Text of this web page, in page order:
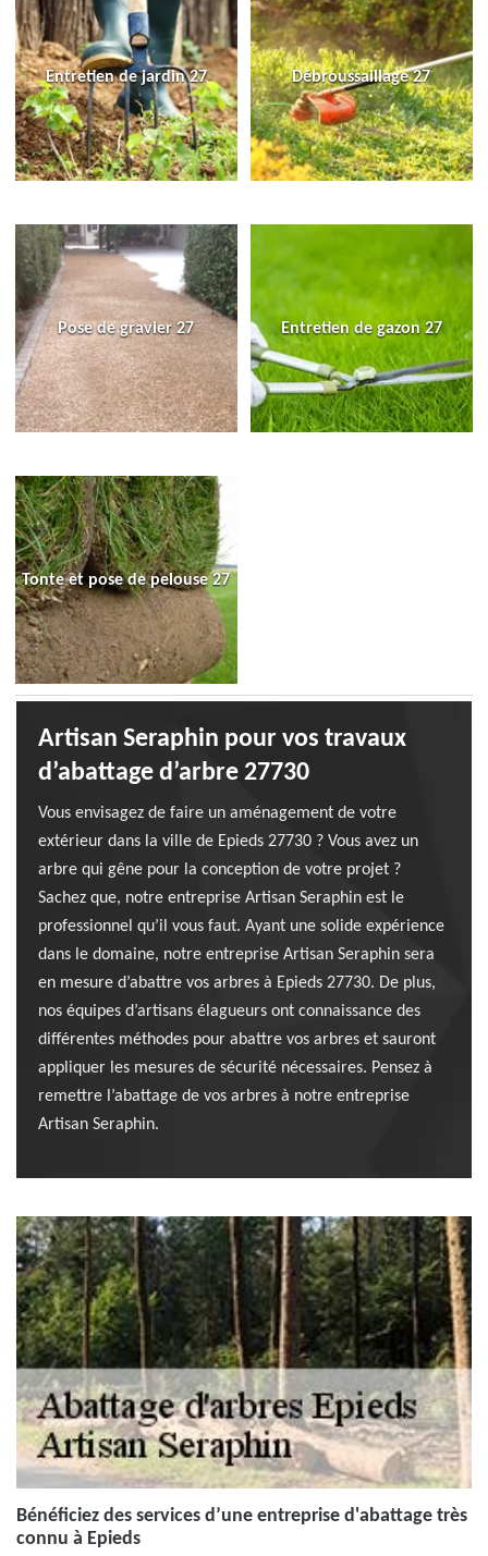
Entretien de jardin 27 Débroussaillage 27
Pose de gravier 27 Entretien de gazon 27
Tonte et pose de pelouse 27
Artisan Seraphin pour vos travaux
d’abattage d’arbre 27730
Vous envisagez de faire un aménagement de votre
extérieur dans la ville de Epieds 27730 ? Vous avez un
arbre qui gêne pour la conception de votre projet ?
Sachez que, notre entreprise Artisan Seraphin est le
professionnel qu’il vous faut. Ayant une solide expérience
dans le domaine, notre entreprise Artisan Seraphin sera
en mesure d’abattre vos arbres à Epieds 27730. De plus,
nos équipes d’artisans élagueurs ont connaissance des
différentes méthodes pour abattre vos arbres et sauront
appliquer les mesures de sécurité nécessaires. Pensez à
remettre l’abattage de vos arbres à notre entreprise
Artisan Seraphin.
Bénéficiez des services d’une entreprise d'abattage très
connu à Epieds